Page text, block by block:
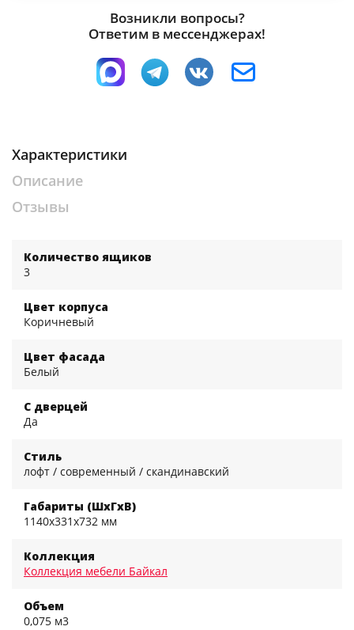
Возникли вопросы?
Ответим в мессенджерах!
Характеристики
Описание
Отзывы
Количество ящиков
3
Цвет корпуса
Коричневый
Цвет фасада
Белый
С дверцей
Да
Стиль
лофт / современный / скандинавский
Габариты (ШхГхВ)
1140x331x732 мм
Коллекция
Коллекция мебели Байкал
Объем
0,075 м3